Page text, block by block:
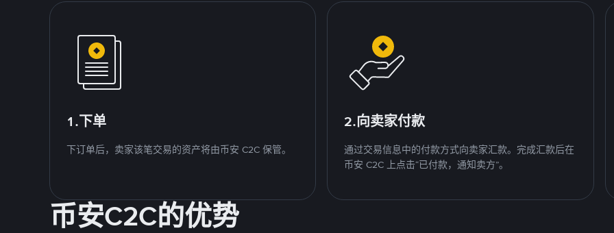
1.下单
下订单后，卖家该笔交易的资产将由币安 C2C 保管。
2.向卖家付款
通过交易信息中的付款方式向卖家汇款。完成汇款后在
币安 C2C 上点击“已付款，通知卖方”。
币安C2C的优势